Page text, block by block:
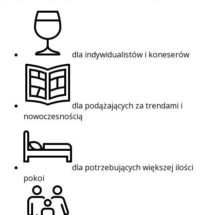
dla indywidualistów i koneserów
dla podążających za trendami i
nowoczesnością
dla potrzebujących większej ilości
pokoi